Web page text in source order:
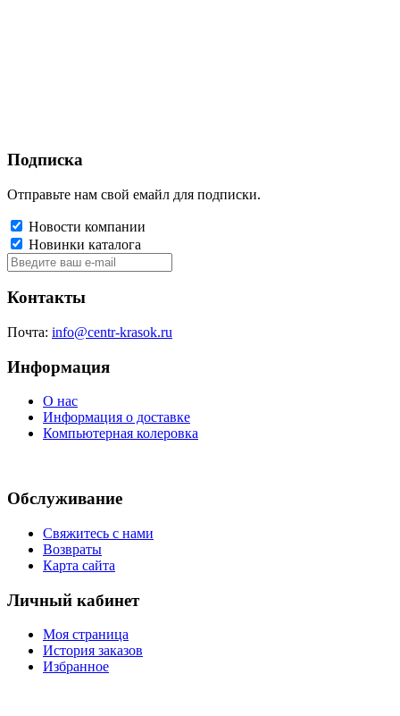
Подписка
Отправьте нам свой емайл для подписки.
Новости компании
Новинки каталога
Контакты
Почта: info@centr-krasok.ru
Информация
О нас
Информация о доставке
Компьютерная колеровка
Обслуживание
Свяжитесь с нами
Возвраты
Карта сайта
Личный кабинет
Моя страница
История заказов
Избранное